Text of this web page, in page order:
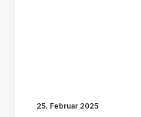
25. Februar 2025